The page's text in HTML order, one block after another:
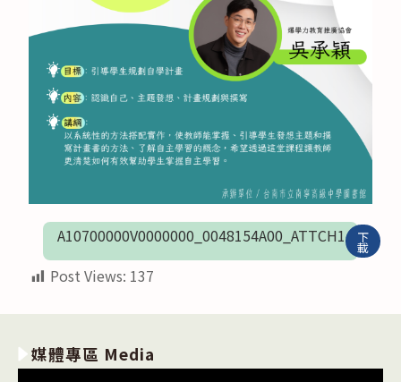
A10700000V0000000_0048154A00_ATTCH1 下
載
Post Views: 137
媒體專區 Media